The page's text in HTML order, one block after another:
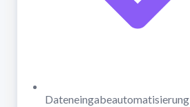
Dateneingabeautomatisierung